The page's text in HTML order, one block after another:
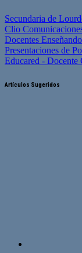
Secundaria de
Clio
Docentes Enseñando
Presentaciones de
Educared - Docente
Artículos Sugeridos